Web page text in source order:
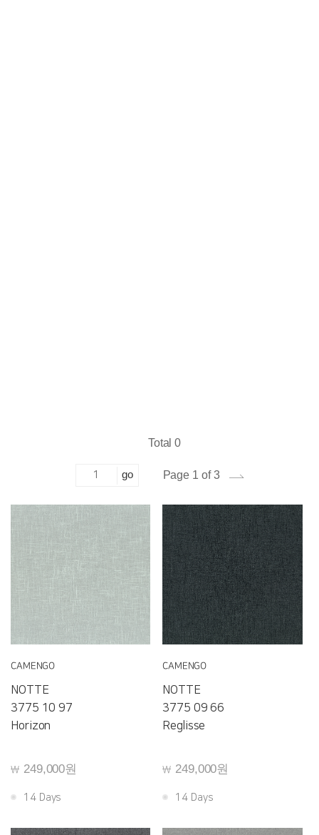
Total 0
go Page 1 of 3
CAMENGO
NOTTE
3775 10 97
Horizon
￦ 249,000원
14 Days
CAMENGO
NOTTE
3775 09 66
Reglisse
￦ 249,000원
14 Days